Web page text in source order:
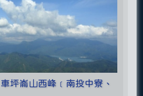
坪崙山西峰﹝南投中寮、